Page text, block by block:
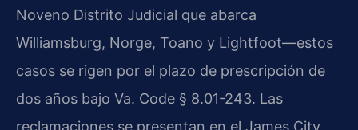
Noveno Distrito Judicial que abarca
Williamsburg, Norge, Toano y Lightfoot—estos
casos se rigen por el plazo de prescripción de
dos años bajo Va. Code § 8.01-243. Las
reclamaciones se presentan en el James City